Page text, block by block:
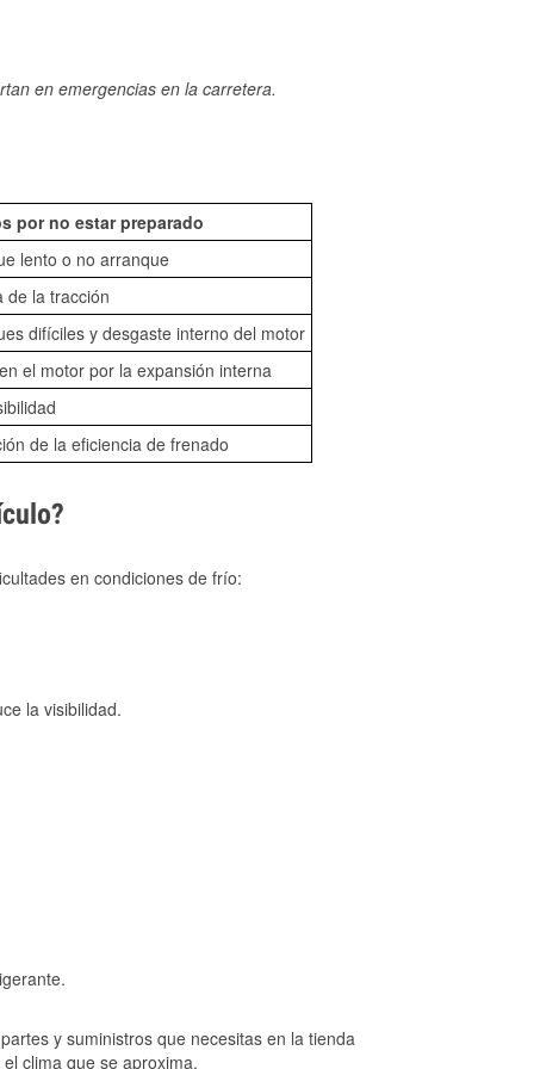
en emergencias en la carretera.
por no estar preparado
lento o no arranque
de la tracción
difíciles y desgaste interno del motor
el motor por la expansión interna
de la eficiencia de frenado
en condiciones de frío:
la visibilidad.
y suministros que necesitas en la tienda
clima que se aproxima.